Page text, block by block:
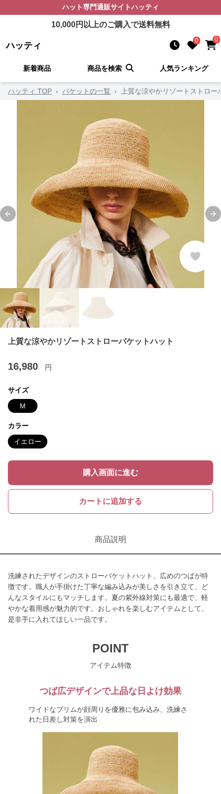
ハット専門通販サイトハッティ
10,000円以上のご購入で送料無料
ハッティ 0 0
新着商品 商品を検索 人気ランキング
ハッティ TOP › バケットの一覧 › 上質な涼やかリゾートストロー
Previous slide
上質な涼やかリゾートストローバケットハット
16,980 円
サイズ
M
カラー
イエロー
購入画面に進む
カートに追加する
商品説明
洗練されたデザインのストローバケットハット、広めのつばが特
徴です。職人が手掛けた丁寧な編み込みが美しさを引き立て、ど
んなスタイルにもマッチします。夏の紫外線対策にも最適で、軽
やかな着用感が魅力的です。おしゃれを楽しむアイテムとして、
是非手に入れてほしい一品です。
POINT
アイテム特徴
つば広デザインで上品な日よけ効果
ワイドなブリムが顔周りを優雅に包み込み、洗練さ
れた日差し対策を演出